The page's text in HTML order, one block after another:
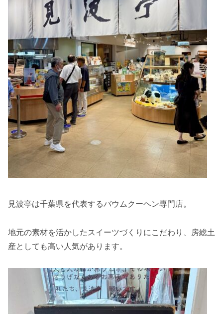
見波亭は千葉県を代表するバウムクーヘン専門店。
地元の素材を活かしたスイーツづくりにこだわり、房総土
産としても高い人気があります。